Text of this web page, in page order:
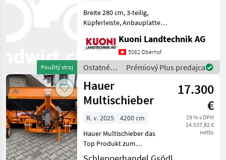
Použitý stroj
Breite 280 cm, 3-teilig,
Küpferleiste, Anbauplatte
komponenty Snehový pluh
Kuoni Landtechnik AG
5062 Oberhof
Ostatné
traktorové
komponenty
/ Hauer
Prémiový Plus predajca
Hauer
Multischieber
17.300
€
19 % s DPH
14.537,82 €
netto
R. v. 2025
4200 cm
Hauer Multischieber das
Top Produkt zum
Scheeschieben,